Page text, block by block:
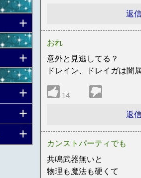
返
おれ
意外と見逃してる？
ドレイン、ドレイガは闇
14
返
カンストパーティでも
共鳴武器無いと
物理も魔法も硬くて